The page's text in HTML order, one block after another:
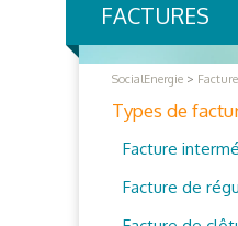
SocialEnergie >
FACTURES
Types de
Facture
Facture de